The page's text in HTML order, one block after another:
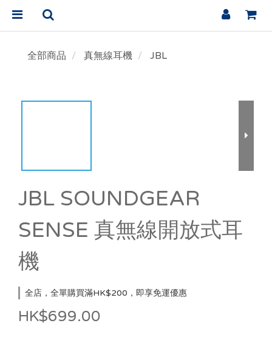
全部商品 真無線耳機 JBL
JBL SOUNDGEAR
SENSE 真無線開放式耳
機
全店，全單購買滿HK$200，即享免運優惠
HK$699.00